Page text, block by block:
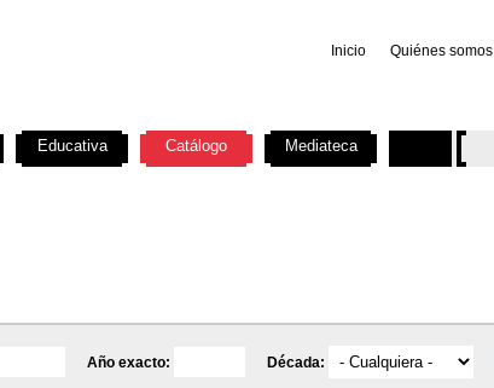
Inicio Quiénes somos
Año exacto: Década:
Educativa Catálogo Mediateca